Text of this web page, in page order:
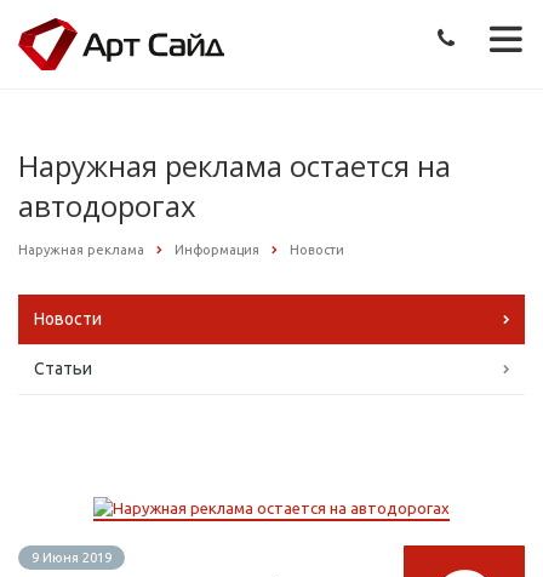
Наружная реклама остается на
автодорогах
Наружная реклама Информация Новости
Новости
Статьи
9 Июня 2019